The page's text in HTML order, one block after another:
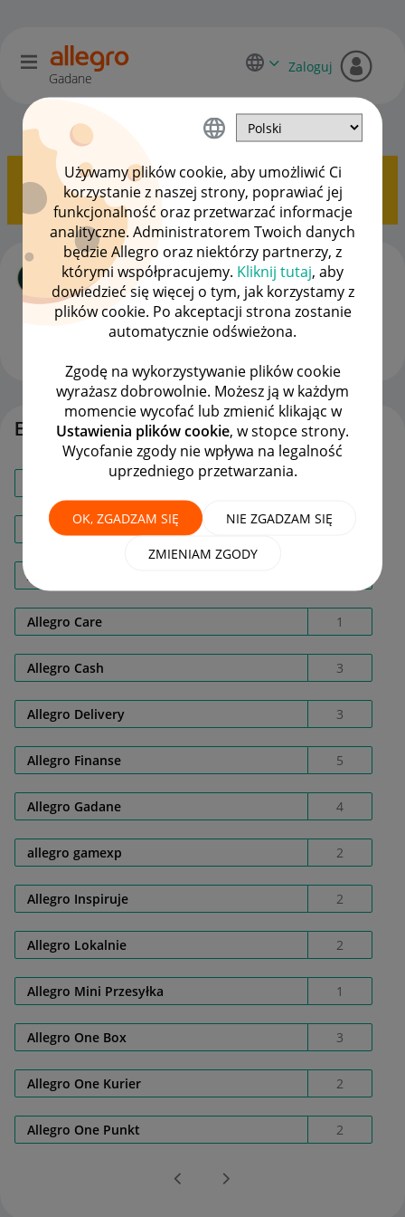
Używamy plików cookie, aby umożliwić Ci
korzystanie z naszej strony, poprawiać jej
funkcjonalność oraz przetwarzać informacje
analityczne. Administratorem Twoich danych
będzie Allegro oraz niektórzy partnerzy, z
którymi współpracujemy. Kliknij tutaj, aby
dowiedzieć się więcej o tym, jak korzystamy z
plików cookie. Po akceptacji strona zostanie
automatycznie odświeżona.
Zgodę na wykorzystywanie plików cookie
wyrażasz dobrowolnie. Możesz ją w każdym
momencie wycofać lub zmienić klikając w
Ustawienia plików cookie, w stopce strony.
Wycofanie zgody nie wpływa na legalność
uprzedniego przetwarzania.
OK, ZGADZAM SIĘ NIE ZGADZAM SIĘ
ZMIENIAM ZGODY
Gadane
Zaloguj
Dyskusje kupujących OPCJE
Pokazywanie tematów z etykietąUszkodzony.
Pokaż wszystkie tematy
Niedziałający laptop z licytacji allegro
lokalnie
autorKrzysiekmaxiz ‎24-03-202410:43
Ostatnio opublikowano w dniu‎24-03-202412:48
7ODPOWIEDZI 1143 WYŚWIETLEŃ
Etykiety
Allegro AD02E4X8E0
Allegro Care 1
Allegro Cash 3
Allegro Delivery 3
Allegro Finanse 5
Allegro Gadane 4
allegro gamexp 2
Allegro Inspiruje 2
Allegro Lokalnie 2
Allegro Mini Przesyłka 1
Allegro One Box 3
Allegro One Kurier 2
Allegro One Punkt 2